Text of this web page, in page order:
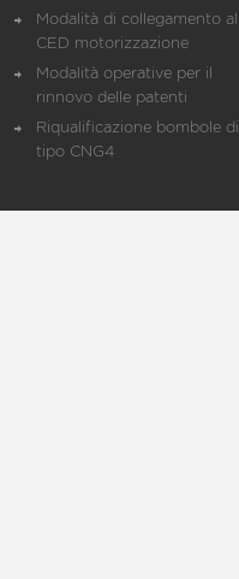
Modalità di collegamento al
CED motorizzazione
Modalità operative per il
rinnovo delle patenti
Riqualificazione bombole di
tipo CNG4